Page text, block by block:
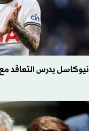
نيوكاسل يدرس التعاقد